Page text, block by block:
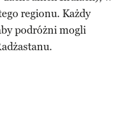
regionu. Każdy
podróżni mogli